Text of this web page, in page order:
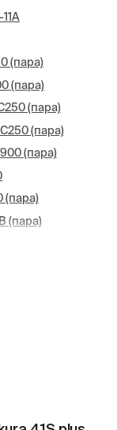
(пара)
(пара)
(пара)
(пара)
(пара)
(пара)
(пара)